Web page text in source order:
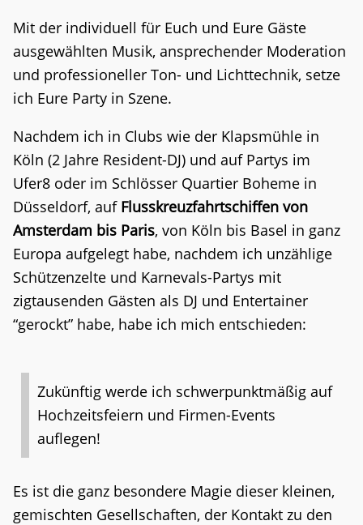
Mit der individuell für Euch und Eure Gäste
ausgewählten Musik, ansprechender Moderation
und professioneller Ton- und Lichttechnik, setze
ich Eure Party in Szene.
Nachdem ich in Clubs wie der Klapsmühle in
Köln (2 Jahre Resident-DJ) und auf Partys im
Ufer8 oder im Schlösser Quartier Boheme in
Düsseldorf, auf Flusskreuzfahrtschiffen von
Amsterdam bis Paris, von Köln bis Basel in ganz
Europa aufgelegt habe, nachdem ich unzählige
Schützenzelte und Karnevals-Partys mit
zigtausenden Gästen als DJ und Entertainer
“gerockt” habe, habe ich mich entschieden:
Zukünftig werde ich schwerpunktmäßig auf
Hochzeitsfeiern und Firmen-Events
auflegen!
Es ist die ganz besondere Magie dieser kleinen,
gemischten Gesellschaften, der Kontakt zu den